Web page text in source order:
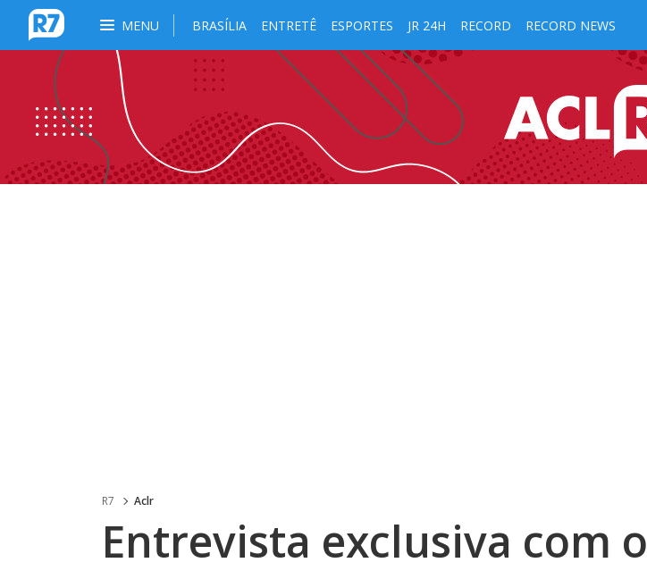
MENU BRASÍLIA ENTRETÊ ESPORTES JR 24H RECORD RECORD NEWS
R7 Aclr
Entrevista exclusiva com o